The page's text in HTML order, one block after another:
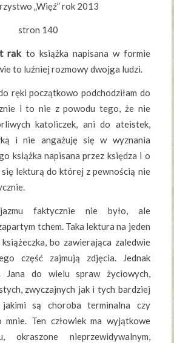
„Więź” rok 2013
stron 140
rakto książka napisana w formie
to luźniej rozmowy dwojga ludzi.
ręki początkowo podchodziłam do
i to nie z powodu tego, że nie
katoliczek, ani do ateistek,
i nie angażuję się w wyznania
książka napisana przez księdza i o
się lekturą do której z pewnością nie
faktycznie nie było, ale
tchem. Taka lektura na jeden
bo zawierająca zaledwie
część zajmują zdjęcia. Jednak
Jana do wielu spraw życiowych,
zwyczajnych jak i tych bardziej
jakimi są choroba terminalna czy
mnie. Ten człowiek ma wyjątkowe
okraszone nieprzewidywalnym,